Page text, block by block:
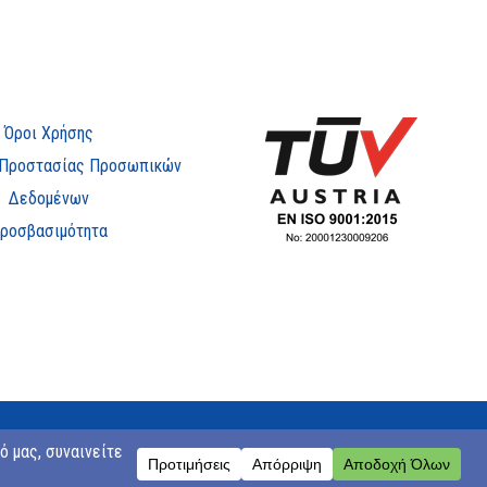
Όροι Χρήσης
Προσωπικών
Δεδομένων